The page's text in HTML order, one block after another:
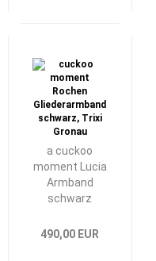
a cuckoo
moment Lucia
Armband
schwarz
490,00 EUR